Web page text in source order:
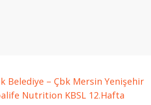
Belediye – Çbk Mersin Yenişehir
Nutrition KBSL 12.Hafta